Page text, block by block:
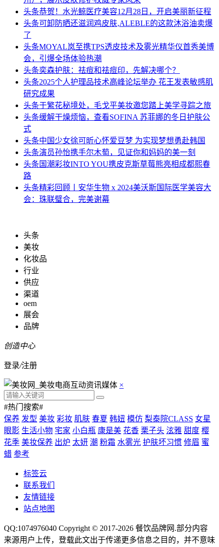
头条恭贺！水光鲸医疗美容12月28日，开启美丽新征程
头条可卸防晒还滋润鸡皮肤,ALEBLE的这款沐浴油卖爆
了
头条MOYAL岚至携TPS透皮技术及雾光精华仪首秀美博
会，引爆全场体验热潮
头条奕森护肤：祛痘和祛痘印，先解决哪个？
头条2025个人护理品技术高峰论坛举办 花王发表敏感肌
研究成果
头条于繁花秘境处，毛戈平美妆邀您踏上美学寻踪之旅
头条缓解干燥烦恼，查看SOFINA 苏菲娜的冬日护肤公
式
头条中国少女徐可昕心怀爱豆梦 为实现梦想勇赴韩国
头条演员孙怡携手尔木萄，见证你和妈妈的美一刻
头条 国潮彩妆INTO YOU携皮克斯草莓熊亮相成都熙春
路
头条精彩回顾丨安华生物 x 2024美沃斯国际医学美容大
会：珠联璧合，完美谢幕
头条
美妆
化妆品
行业
供应
渠道
oem
展会
品牌
创造中心
登录/注册
×
#热门搜索#
保养 发型 美妆 彩妆 肌肤 春夏 韩妞 模仿 梨泰院CLASS 女星
眼影 生活小物 宅家 小白瓶 康是美 花香 栗子头 泫雅 甜度 樱
花季 美妆保养 出炉 太妍 潮 粉霜 水雾光 护肤坏习惯 修眉 蜜
蜡 参考
标签云
联系我们
友情链接
站点地图
QQ:1074976040 Copyright © 2017-2026 餐饮品牌网 .部分内容
来源用户上传，登载此文出于传递更多信息之目的，并不意味